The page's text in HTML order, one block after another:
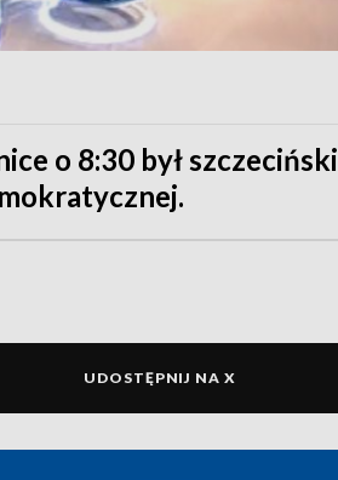
o 8:30 był szczeciński
UDOSTĘPNIJ NA X